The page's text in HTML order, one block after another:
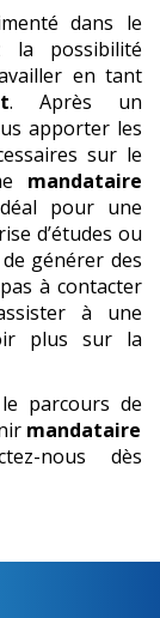
dans le
la possibilité
en tant
. Après un
apporter les
sur le
mandataire
pour une
d’études ou
générer des
à contacter
à une
plus sur la
parcours de
mandataire
nous dès